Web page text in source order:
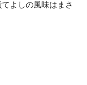
よしの風味はまさ